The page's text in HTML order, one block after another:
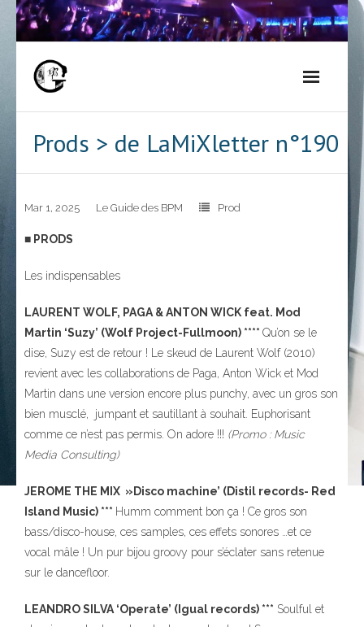
Skip
to
Prods > de LaMiXletter n°190
Mar 1, 2025 Le Guide des BPM Prod
■ PRODS
Les indispensables
LAURENT WOLF, PAGA & ANTON WICK feat. Mod
Martin ‘Suzy’ (Wolf Project-Fullmoon) **** Qu’on se le
dise, Suzy est de retour ! Le skeud de Laurent Wolf (2010)
revient avec les collaborations de Paga, Anton Wick et Mod
Martin dans une version encore plus punchy, avec un gros son
bien musclé, jumpant et sautillant à souhait. Euphorisant
comme ce n’est pas permis. On adore !!! (Promo : Music
Media Consulting)
JEROME THE MIX »Disco machine’ (Distil records- Red
Island Music) *** Humm comment bon ça ! Ce gros son
bass/disco-house, ces samples, ces effets sonores …et ce
vocal mâle ! Un pur bijou groovy pour s’éclater sans retenue
sur le dancefloor.
LEANDRO SILVA ‘Operate’ (Igual records) *** Soulful et